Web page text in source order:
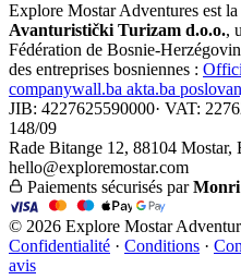
Explore Mostar Adventures est
Avanturistički Turizam d.o.o.,
Fédération de Bosnie-
des entreprises bosniennes :
companywall.ba akta.ba
JIB: 4227625590000· VAT:
148/09
Rade Bitange 12, 88104 Mostar,
hello@exploremostar.com
Paiements sécurisés parMonri
© 2026 Explore Mostar
Confidentialité · Conditions ·
avis